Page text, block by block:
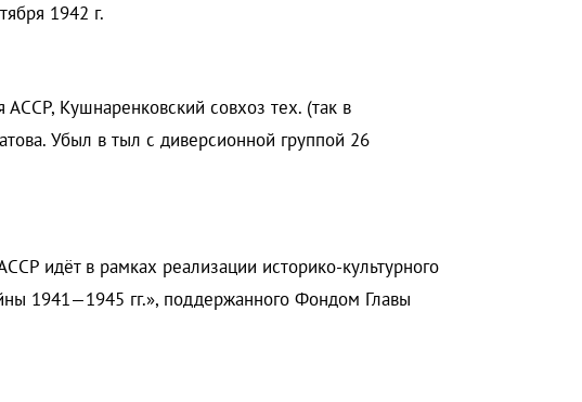
1942 г.
Кушнаренковский совхоз тех. (так в
Убыл в тыл с диверсионной группой 26
идёт в рамках реализации историко-культурного
1941—1945 гг.», поддержанного Фондом Главы